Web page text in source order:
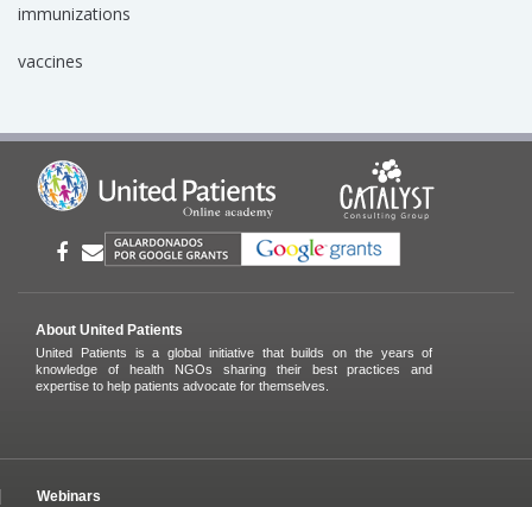
immunizations
vaccines
About United Patients
United Patients is a global initiative that builds on the years of
knowledge of health NGOs sharing their best practices and
expertise to help patients advocate for themselves.
Webinars